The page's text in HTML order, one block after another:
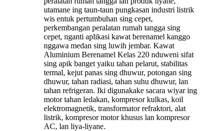
utamane ing taun-taun pungkasan industri listrik
wis entuk pertumbuhan sing cepet,
perkembangan peralatan rumah tangga sing
cepet, nganti aplikasi kawat berenamel kanggo
nggawa medan sing luwih jembar. Kawat
Aluminium Berenamel Kelas 220 nduweni sifat
sing apik banget yaiku tahan pelarut, stabilitas
termal, kejut panas sing dhuwur, potongan sing
dhuwur, tahan radiasi, tahan suhu dhuwur, lan
tahan refrigeran. Iki digunakake sacara wiyar ing
motor tahan ledakan, kompresor kulkas, koil
elektromagnetik, transformator refraktori, alat
listrik, kompresor motor khusus lan kompresor
AC, lan liya-liyane.